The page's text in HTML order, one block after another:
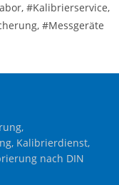
#Kalibrierservice,
#Messgeräte
Kalibrierdienst,
nach DIN